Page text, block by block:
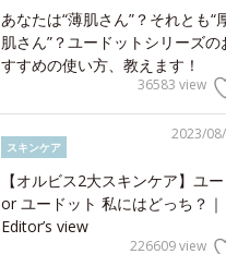
あなたは“薄肌さん”？それとも“
肌さん”？ユードットシリーズの
すすめの使い方、教えます！
36583 view
2023/
スキンケア
【オルビス2大スキンケア】ユー
or ユードット 私にはどっち？｜
Editor’s view
226609 view